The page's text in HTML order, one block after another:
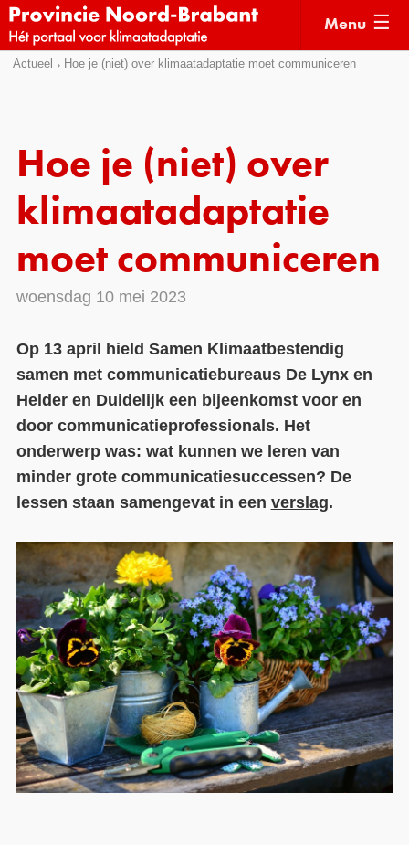
Sla
naar
menu
naar
pagina
Menu
Actueel Hoe je (niet) over klimaatadaptatie moet communiceren
Hoe je (niet) over
klimaatadaptatie
moet communiceren
woensdag 10 mei 2023
Op 13 april hield Samen Klimaatbestendig
samen met communicatiebureaus De Lynx en
Helder en Duidelijk een bijeenkomst voor en
door communicatieprofessionals. Het
onderwerp was: wat kunnen we leren van
minder grote communicatiesuccessen? De
lessen staan samengevat in een verslag.
Actueel
Klimaatverhalen
Kennisdossiers
Hulpmiddelen
Voorbeelden
Subsidies
Over ons
Weerbaar Dommelland